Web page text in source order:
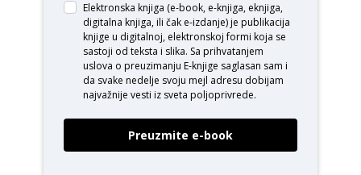
Elektronska knjiga (e-book, e-knjiga, eknjiga,
digitalna knjiga, ili čak e-izdanje) je publikacija
knjige u digitalnoj, elektronskoj formi koja se
sastoji od teksta i slika. Sa prihvatanjem
uslova o preuzimanju E-knjige saglasan sam i
da svake nedelje svoju mejl adresu dobijam
najvažnije vesti iz sveta poljoprivrede.
Preuzmite e-book